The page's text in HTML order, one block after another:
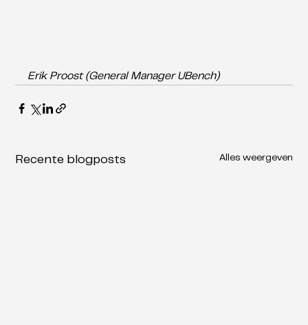
Erik Proost (General Manager UBench)
Recente blogposts Alles weergeven